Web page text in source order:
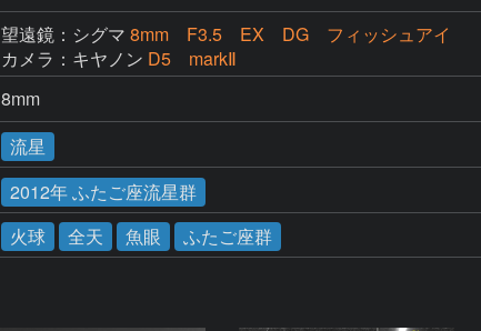
望遠鏡：シグマ 8mm F3.5 EX DG フィッシュアイ
カメラ：キヤノン D5 markⅡ
8mm
流星
2012年 ふたご座流星群
火球 全天 魚眼 ふたご座群